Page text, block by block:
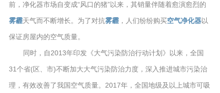
前，净化器市场自变成“风口的猪”以来，其销量伴随着愈演愈烈的
雾霾天气而不断增长。为了对抗雾霾，人们纷纷购买空气净化器以
保证房屋内的空气质量。
同时，自2013年印发《大气污染防治行动计划》以来，全国
31个省(区、市)不断加大大气污染防治力度，深入推进城市污染治
理，有效改善了我国空气质量。2017年，全国地级及以上城市可吸